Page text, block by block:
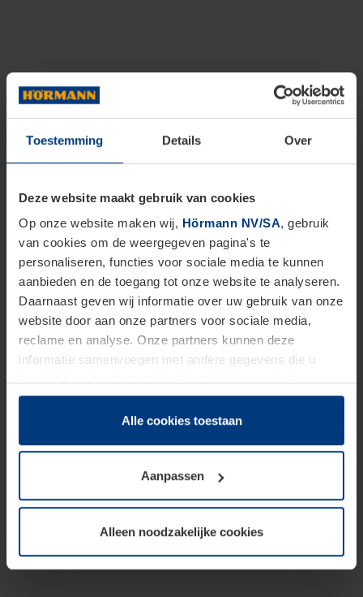
Toestemming Details Over
Deze website maakt gebruik van cookies
Op onze website maken wij, Hörmann NV/SA, gebruik
van cookies om de weergegeven pagina's te
personaliseren, functies voor sociale media te kunnen
aanbieden en de toegang tot onze website te analyseren.
Daarnaast geven wij informatie over uw gebruik van onze
website door aan onze partners voor sociale media,
reclame en analyse. Onze partners kunnen deze
informatie samenvoegen met andere gegevens die u
hun diensten hebben verzameld.
Juridisch hebben wij het recht om cookies op uw
van deze pagina's absoluut vereist is. Voor alle andere
soorten cookies is uw toestemming benodigd. Uw
toestemming kunt u op elk moment bij de uitleg van de
wijzigen of herroepen.
Alle cookies toestaan
Aanpassen
Alleen noodzakelijke cookies